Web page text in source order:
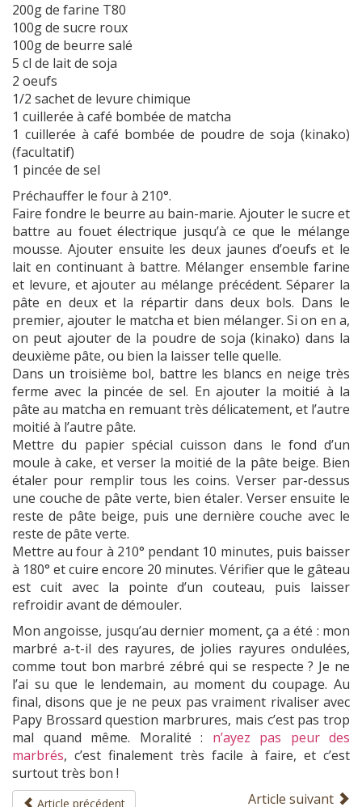
200g de farine T80
100g de sucre roux
100g de beurre salé
5 cl de lait de soja
2 oeufs
1/2 sachet de levure chimique
1 cuillerée à café bombée de matcha
1 cuillerée à café bombée de poudre de soja (kinako)
(facultatif)
1 pincée de sel
Préchauffer le four à 210°.
Faire fondre le beurre au bain-marie. Ajouter le sucre et
battre au fouet électrique jusqu’à ce que le mélange
mousse. Ajouter ensuite les deux jaunes d’oeufs et le
lait en continuant à battre. Mélanger ensemble farine
et levure, et ajouter au mélange précédent. Séparer la
pâte en deux et la répartir dans deux bols. Dans le
premier, ajouter le matcha et bien mélanger. Si on en a,
on peut ajouter de la poudre de soja (kinako) dans la
deuxième pâte, ou bien la laisser telle quelle.
Dans un troisième bol, battre les blancs en neige très
ferme avec la pincée de sel. En ajouter la moitié à la
pâte au matcha en remuant très délicatement, et l’autre
moitié à l’autre pâte.
Mettre du papier spécial cuisson dans le fond d’un
moule à cake, et verser la moitié de la pâte beige. Bien
étaler pour remplir tous les coins. Verser par-dessus
une couche de pâte verte, bien étaler. Verser ensuite le
reste de pâte beige, puis une dernière couche avec le
reste de pâte verte.
Mettre au four à 210° pendant 10 minutes, puis baisser
à 180° et cuire encore 20 minutes. Vérifier que le gâteau
est cuit avec la pointe d’un couteau, puis laisser
refroidir avant de démouler.
Mon angoisse, jusqu’au dernier moment, ça a été : mon
marbré a-t-il des rayures, de jolies rayures ondulées,
comme tout bon marbré zébré qui se respecte ? Je ne
l’ai su que le lendemain, au moment du coupage. Au
final, disons que je ne peux pas vraiment rivaliser avec
Papy Brossard question marbrures, mais c’est pas trop
mal quand même. Moralité : n’ayez pas peur des
marbrés, c’est finalement très facile à faire, et c’est
surtout très bon !
Article précédent Article suivant